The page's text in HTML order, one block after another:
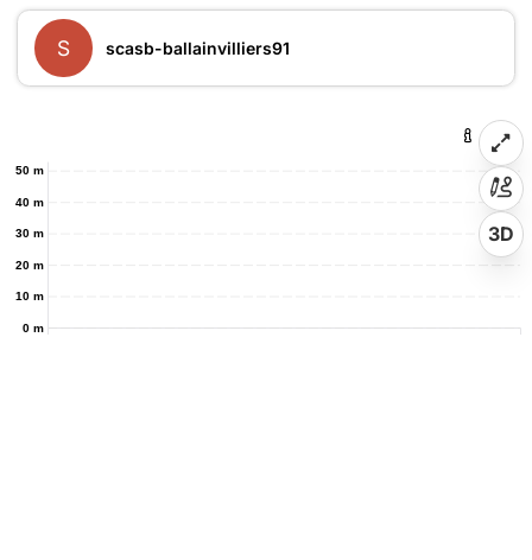
S scasb-ballainvilliers91
0 m
10 m
20 m
30 m
40 m
50 m
3D